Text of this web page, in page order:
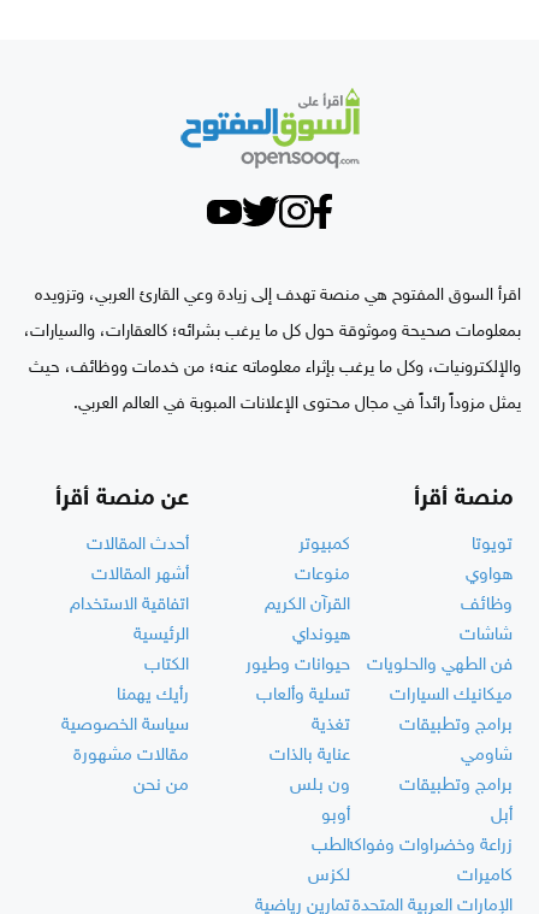
اقرأ السوق المفتوح هي منصة تهدف إلى زيادة وعي القارئ العربي، وتزويده
بمعلومات صحيحة وموثوقة حول كل ما يرغب بشرائه؛ كالعقارات، والسيارات،
والإلكترونيات، وكل ما يرغب بإثراء معلوماته عنه؛ من خدمات ووظائف، حيث
يمثل مزوداً رائداً في مجال محتوى الإعلانات المبوبة في العالم العربي.
منصة أقرأ
تويوتا
كمبيوتر
هواوي
منوعات
وظائف
القرآن الكريم
شاشات
هيونداي
فن الطهي والحلويات
حيوانات وطيور
ميكانيك السيارات
تسلية وألعاب
برامج وتطبيقات
تغذية
شاومي
عناية بالذات
برامج وتطبيقات
ون بلس
أبل
أوبو
زراعة وخضراوات وفواكهالطب
كاميرات
لكزس
الإمارات العربية المتحدةتمارين رياضية
عن منصة أقرأ
أحدث المقالات
أشهر المقالات
اتفاقية الاستخدام
الرئيسية
الكتاب
رأيك يهمنا
سياسة الخصوصية
مقالات مشهورة
من نحن